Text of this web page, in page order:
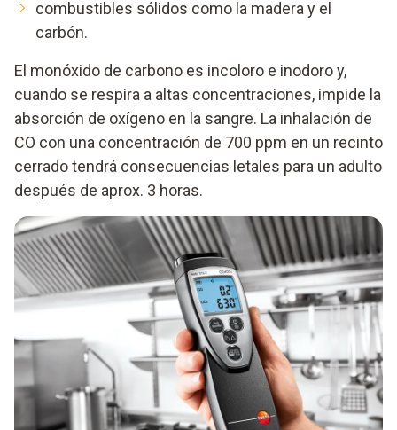
combustibles sólidos como la madera y el
carbón.
El monóxido de carbono es incoloro e inodoro y,
cuando se respira a altas concentraciones, impide la
absorción de oxígeno en la sangre. La inhalación de
CO con una concentración de 700 ppm en un recinto
cerrado tendrá consecuencias letales para un adulto
después de aprox. 3 horas.